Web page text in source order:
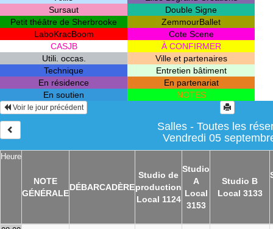
Sursaut
Double Signe
Petit théâtre de Sherbrooke
ZemmourBallet
LaboKracBoom
Cote Scene
CASJB
À CONFIRMER
Utili. occas.
Ville et partenaires
Technique
Entretien bâtiment
En résidence
En partenariat
En soutien
NOTES
Voir le jour précédent
Salles - Toutes les
Vendredi 05
Heure
NOTE
GÉNÉRALE
DÉBARCADÈRE
Studio de
production
Local 1124
Studio
A
Local
3153
Studio B
Local 3133